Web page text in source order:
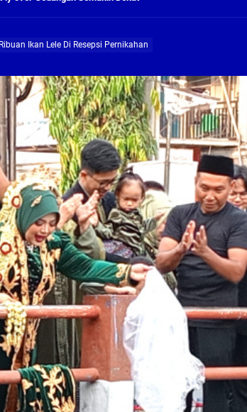
Rehab RTLH
over Gedangan Semakin Dekat
Seketi dan Urangagung
Komisi B Dua Kali Panggil Pansel Dan Minta Ada
Ikan Lele Di Resepsi Pernikahan